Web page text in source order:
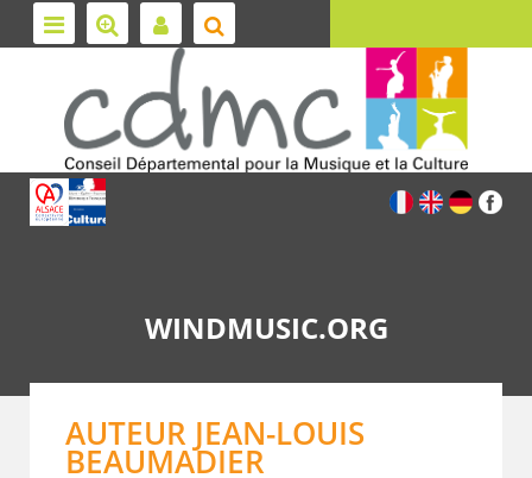
WINDMUSIC.ORG
AUTEUR JEAN-LOUIS
BEAUMADIER